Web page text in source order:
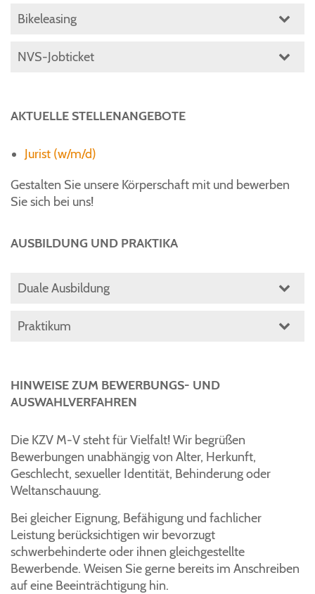
Bikeleasing
NVS-Jobticket
AKTUELLE STELLENANGEBOTE
Jurist (w/m/d)
Gestalten Sie unsere Körperschaft mit und bewerben
Sie sich bei uns!
AUSBILDUNG UND PRAKTIKA
Duale Ausbildung
Praktikum
HINWEISE ZUM BEWERBUNGS- UND
AUSWAHLVERFAHREN
Die KZV M-V steht für Vielfalt! Wir begrüßen
Bewerbungen unabhängig von Alter, Herkunft,
Geschlecht, sexueller Identität, Behinderung oder
Weltanschauung.
Bei gleicher Eignung, Befähigung und fachlicher
Leistung berücksichtigen wir bevorzugt
schwerbehinderte oder ihnen gleichgestellte
Bewerbende. Weisen Sie gerne bereits im Anschreiben
auf eine Beeinträchtigung hin.